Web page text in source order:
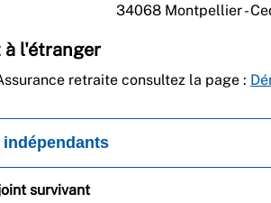
34068 Montpellier -
à l'étranger
retraite consultez la page :
survivant